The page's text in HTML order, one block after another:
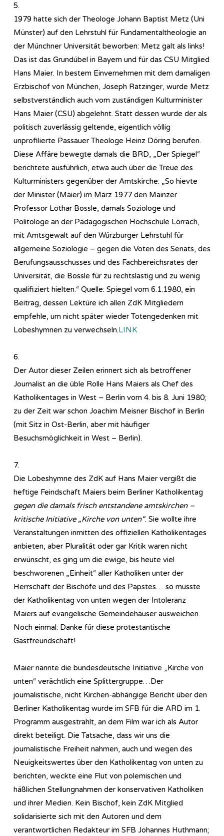
5.
1979 hatte sich der Theologe Johann Baptist Metz (Uni
Münster) auf den Lehrstuhl für Fundamentaltheologie an
der Münchner Universität beworben: Metz galt als links!
Das ist das Grundübel in Bayern und für das CSU Mitglied
Hans Maier. In bestem Einvernehmen mit dem damaligen
Erzbischof von München, Joseph Ratzinger, wurde Metz
selbstverständlich auch vom zuständigen Kulturminister
Hans Maier (CSU) abgelehnt. Statt dessen wurde der als
politisch zuverlässig geltende, eigentlich völlig
unprofilierte Passauer Theologe Heinz Döring berufen.
Diese Affäre bewegte damals die BRD, „Der Spiegel“
berichtete ausführlich, etwa auch über die Treue des
Kulturministers gegenüber der Amtskirche: „So hievte
der Minister (Maier) im März 1977 den Mainzer
Professor Lothar Bossle, damals Soziologe und
Politologe an der Pädagogischen Hochschule Lörrach,
mit Amtsgewalt auf den Würzburger Lehrstuhl für
allgemeine Soziologie – gegen die Voten des Senats, des
Berufungsausschusses und des Fachbereichsrates der
Universität, die Bossle für zu rechtslastig und zu wenig
qualifiziert hielten.“ Quelle: Spiegel vom 6.1.1980, ein
Beitrag, dessen Lektüre ich allen ZdK Mitgliedern
empfehle, um nicht später wieder Totengedenken mit
Lobeshymnen zu verwechseln.LINK
6.
Der Autor dieser Zeilen erinnert sich als betroffener
Journalist an die üble Rolle Hans Maiers als Chef des
Katholikentages in West – Berlin vom 4. bis 8. Juni 1980;
zu der Zeit war schon Joachim Meisner Bischof in Berlin
(mit Sitz in Ost-Berlin, aber mit häufiger
Besuchsmöglichkeit in West – Berlin).
7.
Die Lobeshymne des ZdK auf Hans Maier vergißt die
heftige Feindschaft Maiers beim Berliner Katholikentag
gegen die damals frisch entstandene amtskirchen –
kritische Initiative „Kirche von unten“. Sie wollte ihre
Veranstaltungen inmitten des offiziellen Katholikentages
anbieten, aber Pluralität oder gar Kritik waren nicht
erwünscht, es ging um die ewige, bis heute viel
beschworenen „Einheit“ aller Katholiken unter der
Herrschaft der Bischöfe und des Papstes… so musste
der Katholikentag von unten wegen der Intoleranz
Maiers auf evangelische Gemeindehäuser ausweichen.
Noch einmal: Danke für diese protestantische
Gastfreundschaft!
Maier nannte die bundesdeutsche Initiative „Kirche von
unten“ verächtlich eine Splittergruppe…Der
journalistische, nicht Kirchen-abhängige Bericht über den
Berliner Katholikentag wurde im SFB für die ARD im 1.
Programm ausgestrahlt, an dem Film war ich als Autor
direkt beteiligt. Die Tatsache, dass wir uns die
journalistische Freiheit nahmen, auch und wegen des
Neuigkeitswertes über den Katholikentag von unten zu
berichten, weckte eine Flut von polemischen und
häßlichen Stellungnahmen der konservativen Katholiken
und ihrer Medien. Kein Bischof, kein ZdK Mitglied
solidarisierte sich mit den Autoren und dem
verantwortlichen Redakteur im SFB Johannes Huthmann;